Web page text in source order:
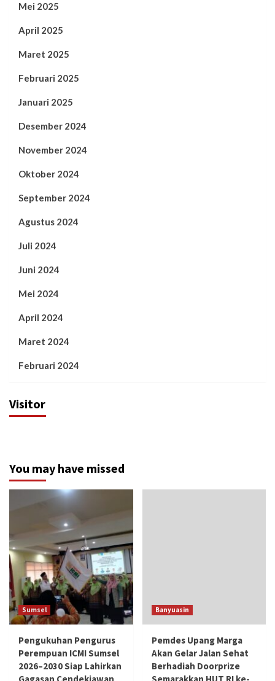
Mei 2025
April 2025
Maret 2025
Februari 2025
Januari 2025
Desember 2024
November 2024
Oktober 2024
September 2024
Agustus 2024
Juli 2024
Juni 2024
Mei 2024
April 2024
Maret 2024
Februari 2024
Visitor
You may have missed
Sumsel
Pengukuhan Pengurus
Perempuan ICMI Sumsel
2026–2030 Siap Lahirkan
Banyuasin
Pemdes Upang Marga
Akan Gelar Jalan Sehat
Berhadiah Doorprize